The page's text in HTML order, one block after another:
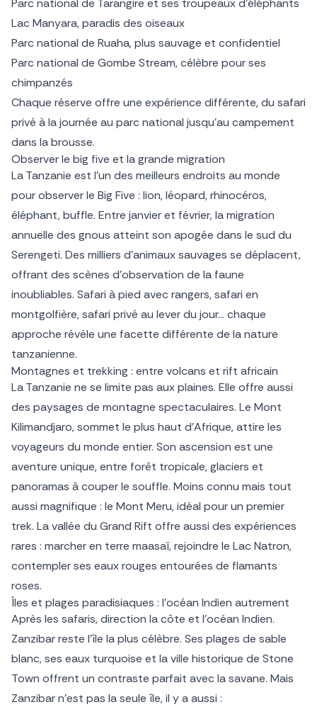
Parc national de Tarangire et ses troupeaux d’éléphants
Lac Manyara, paradis des oiseaux
Parc national de Ruaha, plus sauvage et confidentiel
Parc national de Gombe Stream, célèbre pour ses
chimpanzés
Chaque réserve offre une expérience différente, du safari
privé à la journée au parc national jusqu’au campement
dans la brousse.
Observer le big five et la grande migration
La Tanzanie est l’un des meilleurs endroits au monde
pour observer le Big Five : lion, léopard, rhinocéros,
éléphant, buffle. Entre janvier et février, la migration
annuelle des gnous atteint son apogée dans le sud du
Serengeti. Des milliers d’animaux sauvages se déplacent,
offrant des scènes d’observation de la faune
inoubliables. Safari à pied avec rangers, safari en
montgolfière, safari privé au lever du jour… chaque
approche révèle une facette différente de la nature
tanzanienne.
Montagnes et trekking : entre volcans et rift africain
La Tanzanie ne se limite pas aux plaines. Elle offre aussi
des paysages de montagne spectaculaires. Le Mont
Kilimandjaro, sommet le plus haut d’Afrique, attire les
voyageurs du monde entier. Son ascension est une
aventure unique, entre forêt tropicale, glaciers et
panoramas à couper le souffle. Moins connu mais tout
aussi magnifique : le Mont Meru, idéal pour un premier
trek. La vallée du Grand Rift offre aussi des expériences
rares : marcher en terre maasaï, rejoindre le Lac Natron,
contempler ses eaux rouges entourées de flamants
roses.
Îles et plages paradisiaques : l’océan Indien autrement
Après les safaris, direction la côte et l’océan Indien.
Zanzibar reste l’île la plus célèbre. Ses plages de sable
blanc, ses eaux turquoise et la ville historique de Stone
Town offrent un contraste parfait avec la savane. Mais
Zanzibar n’est pas la seule île, il y a aussi :